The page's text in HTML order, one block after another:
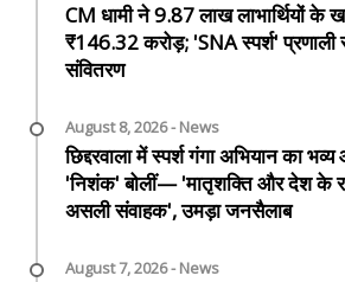
CM धामी ने 9.87 लाख लाभार्थियों के
₹146.32 करोड़; 'SNA स्पर्श' प्रणाली
संवितरण
August 8, 2026 - News
छिद्दरवाला में स्पर्श गंगा अभियान का
'निशंक' बोलीं— 'मातृशक्ति और देश के
असली संवाहक', उमड़ा जनसैलाब
August 7, 2026 - News